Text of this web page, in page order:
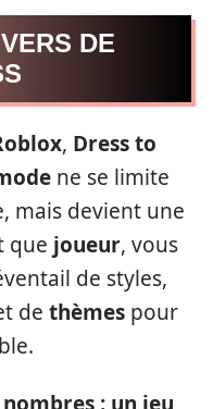
DE
, Dress to
ne se limite
mais devient une
que joueur, vous
de styles,
de thèmes pour